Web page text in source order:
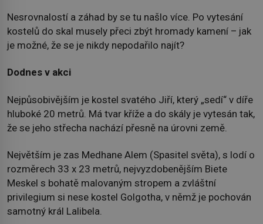
Nesrovnalostí a záhad by se tu našlo více. Po vytesání
kostelů do skal musely přeci zbýt hromady kamení – jak
je možné, že se je nikdy nepodařilo najít?
Dodnes v akci
Nejpůsobivějším je kostel svatého Jiří, který „sedí“ v díře
hluboké 20 metrů. Má tvar kříže a do skály je vytesán tak,
že se jeho střecha nachází přesně na úrovni země.
Největším je zas Medhane Alem (Spasitel světa), s lodí o
rozměrech 33 x 23 metrů, nejvyzdobenějším Biete
Meskel s bohatě malovaným stropem a zvláštní
privilegium si nese kostel Golgotha, v němž je pochován
samotný král Lalibela.